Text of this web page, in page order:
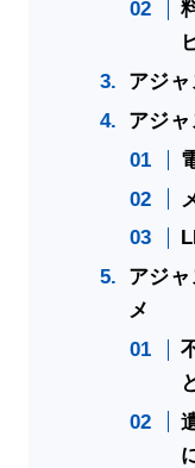
アジ
アジ
アジ
メ